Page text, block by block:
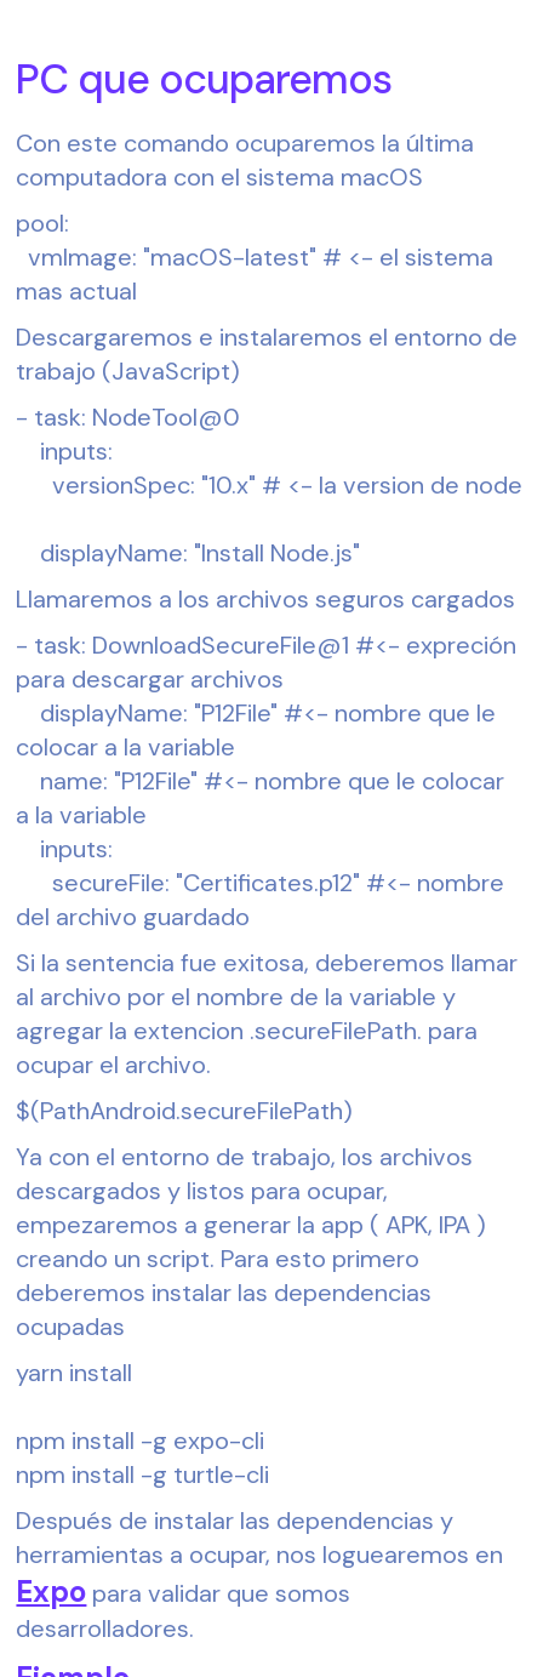
PC que ocuparemos
Con este comando ocuparemos la última
computadora con el sistema macOS
pool:
mas actual
Descargaremos e instalaremos el entorno de
trabajo (JavaScript)
- task: NodeTool@0
inputs:
versionSpec: "10.x" # <- la version de node
displayName: "Install Node.js"
Llamaremos a los archivos seguros cargados
- task: DownloadSecureFile@1 #<- expreción
para descargar archivos
colocar a la variable
a la variable
inputs:
del archivo guardado
Si la sentencia fue exitosa, deberemos llamar
al archivo por el nombre de la variable y
agregar la extencion .secureFilePath. para
ocupar el archivo.
$(PathAndroid.secureFilePath)
Ya con el entorno de trabajo, los archivos
descargados y listos para ocupar,
empezaremos a generar la app ( APK, IPA )
creando un script. Para esto primero
deberemos instalar las dependencias
ocupadas
yarn install
npm install -g expo-cli
npm install -g turtle-cli
Después de instalar las dependencias y
herramientas a ocupar, nos loguearemos en
Expo para validar que somos
desarrolladores.